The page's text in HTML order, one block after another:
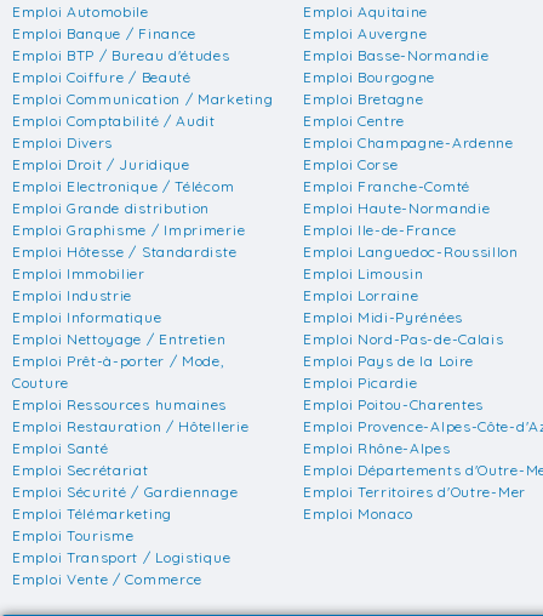
Emploi Automobile
Emploi Banque / Finance
Emploi BTP / Bureau d'études
Emploi Coiffure / Beauté
Emploi Communication / Marketing
Emploi Comptabilité / Audit
Emploi Divers
Emploi Droit / Juridique
Emploi Electronique / Télécom
Emploi Grande distribution
Emploi Graphisme / Imprimerie
Emploi Hôtesse / Standardiste
Emploi Immobilier
Emploi Industrie
Emploi Informatique
Emploi Nettoyage / Entretien
Emploi Prêt-à-porter / Mode,
Couture
Emploi Ressources humaines
Emploi Restauration / Hôtellerie
Emploi Santé
Emploi Secrétariat
Emploi Sécurité / Gardiennage
Emploi Télémarketing
Emploi Tourisme
Emploi Transport / Logistique
Emploi Vente / Commerce
Emploi Aquitaine
Emploi Auvergne
Emploi Basse-Normandie
Emploi Bourgogne
Emploi Bretagne
Emploi Centre
Emploi Champagne-Ardenne
Emploi Corse
Emploi Franche-Comté
Emploi Haute-Normandie
Emploi Ile-de-France
Emploi Languedoc-Roussillon
Emploi Limousin
Emploi Lorraine
Emploi Midi-Pyrénées
Emploi Nord-Pas-de-Calais
Emploi Pays de la Loire
Emploi Picardie
Emploi Poitou-Charentes
Emploi Provence-Alpes-Côte-
Emploi Rhône-Alpes
Emploi Départements d'Outre-
Emploi Territoires d'Outre-Mer
Emploi Monaco